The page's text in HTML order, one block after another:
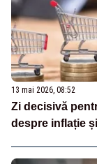
13 mai 2026, 08:52
Zi decisivă
despre inflație